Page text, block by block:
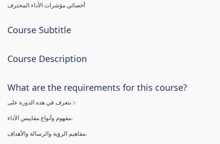
أخصائي مؤشرات الأداء المحترف
Course Subtitle
Course Description
What are the requirements for this course?
نتعرف في هذه الدورة على :-
مفهوم وأنواع مقاييس الأداء.
مفاهيم الرؤية والرسالة والأهداف.